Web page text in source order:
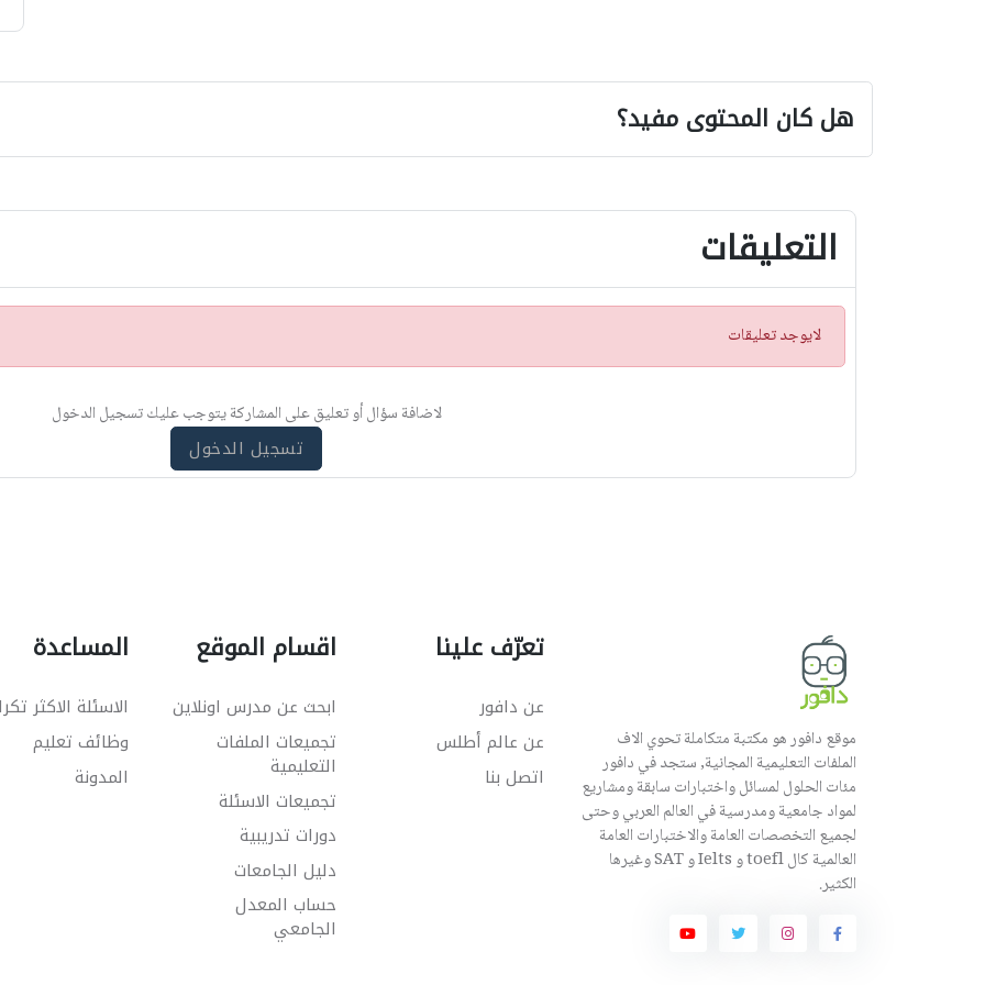
هل كان المحتوى مفيد؟
التعليقات
ت
ن
لايوجد تعليقات
لاضافة سؤال أو تعليق على المشاركة يتوجب عليك تسجيل الدخول
تسجيل الدخول
موقع دافور هو مكتبة متكاملة تحوي الاف
الملفات التعليمية المجانية, ستجد في دافور
مئات الحلول لمسائل واختبارات سابقة ومشاريع
لمواد جامعية ومدرسية في العالم العربي وحتى
لجميع التخصصات العامة والاختبارات العامة
العالمية كال toefl و Ielts و SAT وغيرها
الكثير.
تعرّف علينا
عن دافور
عن عالم أطلس
اتصل بنا
اقسام الموقع
ابحث عن مدرس اونلاين
تجميعات الملفات
التعليمية
تجميعات الاسئلة
دورات تدريبية
دليل الجامعات
حساب المعدل
الجامعي
المساعدة
الاسئلة الاكثر
وظائف تعليم
المدونة